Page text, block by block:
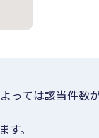
ては該当件数
。